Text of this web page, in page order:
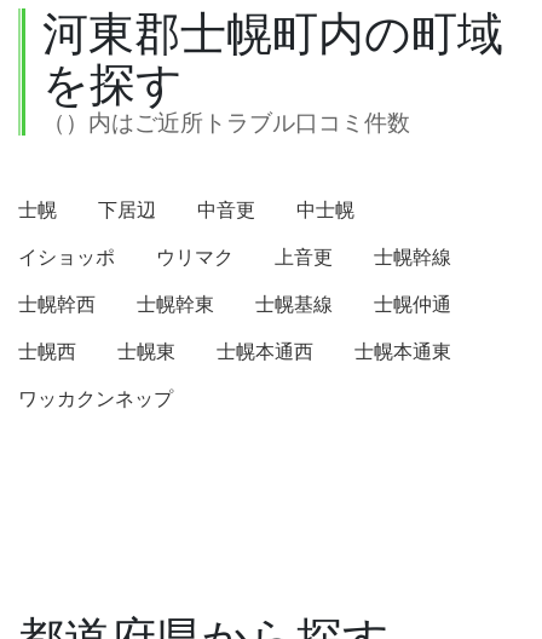
河東郡士幌町内の町域
を探す
（）内はご近所トラブル口コミ件数
士幌 下居辺 中音更
中士幌
イショッポ
ウリマク 上音更
士幌幹線
士幌幹西
士幌幹東 士幌基線
士幌仲通
士幌西
士幌東 士幌本通西
士幌本通東
ワッカクンネップ